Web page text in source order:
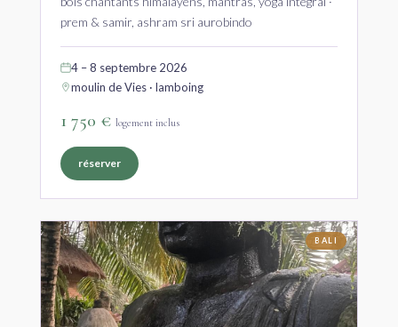
prem & samir, ashram sri aurobindo
4 – 8 septembre 2026
moulin de Vies · lamboing
1 750 € logement inclus
réserver
BALI